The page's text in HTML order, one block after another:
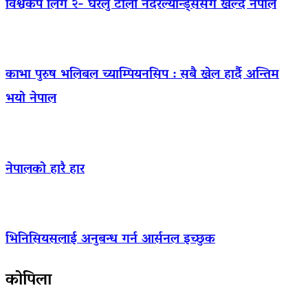
विश्वकप लिग २- घरेलु टोली नेदरल्यान्ड्ससँग खेल्दै नेपाल
काभा पुरुष भलिबल च्याम्पियनसिप : सबै खेल हार्दै अन्तिम
भयो नेपाल
नेपालको हारै हार
भिनिसियसलाई अनुबन्ध गर्न आर्सनल इच्छुक
कोपिला